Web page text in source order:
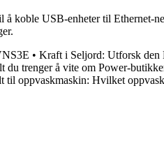
koble USB-enheter til
• Kraft i Seljord: Utforsk den
du trenger å vite om Power-
til oppvaskmaskin: Hvilket